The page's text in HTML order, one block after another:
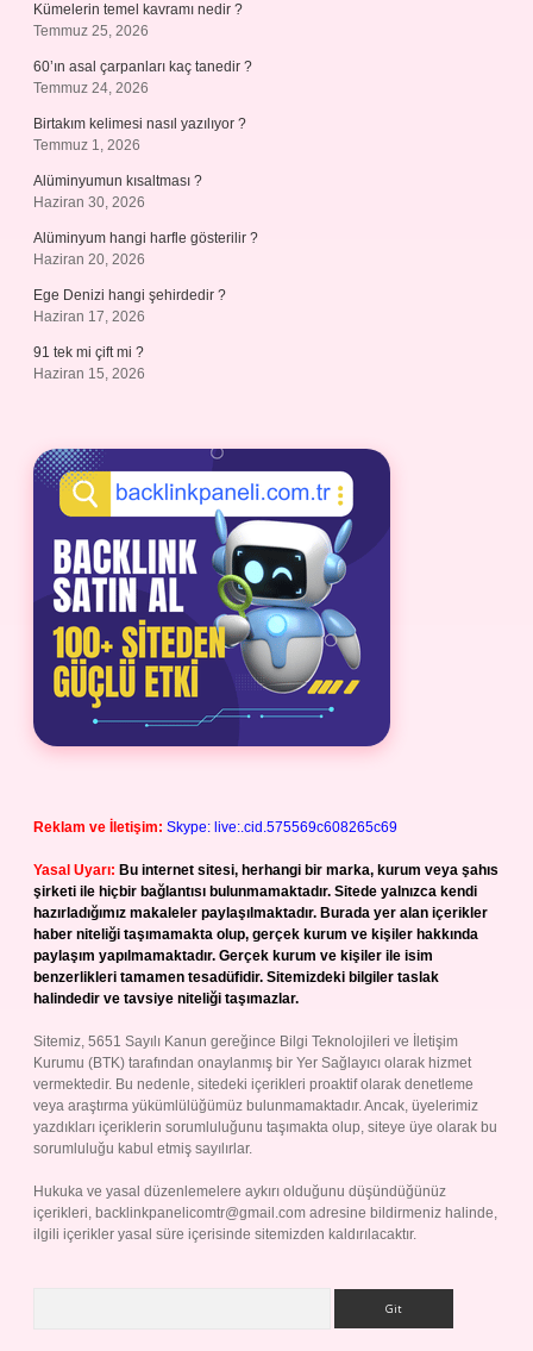
Kümelerin temel kavramı nedir ?
Temmuz 25, 2026
60’ın asal çarpanları kaç tanedir ?
Temmuz 24, 2026
Birtakım kelimesi nasıl yazılıyor ?
Temmuz 1, 2026
Alüminyumun kısaltması ?
Haziran 30, 2026
Alüminyum hangi harfle gösterilir ?
Haziran 20, 2026
Ege Denizi hangi şehirdedir ?
Haziran 17, 2026
91 tek mi çift mi ?
Haziran 15, 2026
Reklam ve İletişim: Skype: live:.cid.575569c608265c69
Yasal Uyarı: Bu internet sitesi, herhangi bir marka, kurum veya şahıs
şirketi ile hiçbir bağlantısı bulunmamaktadır. Sitede yalnızca kendi
hazırladığımız makaleler paylaşılmaktadır. Burada yer alan içerikler
haber niteliği taşımamakta olup, gerçek kurum ve kişiler hakkında
paylaşım yapılmamaktadır. Gerçek kurum ve kişiler ile isim
benzerlikleri tamamen tesadüfidir. Sitemizdeki bilgiler taslak
halindedir ve tavsiye niteliği taşımazlar.
Sitemiz, 5651 Sayılı Kanun gereğince Bilgi Teknolojileri ve İletişim
Kurumu (BTK) tarafından onaylanmış bir Yer Sağlayıcı olarak hizmet
vermektedir. Bu nedenle, sitedeki içerikleri proaktif olarak denetleme
veya araştırma yükümlülüğümüz bulunmamaktadır. Ancak, üyelerimiz
yazdıkları içeriklerin sorumluluğunu taşımakta olup, siteye üye olarak bu
sorumluluğu kabul etmiş sayılırlar.
Hukuka ve yasal düzenlemelere aykırı olduğunu düşündüğünüz
içerikleri, backlinkpanelicomtr@gmail.com adresine bildirmeniz halinde,
ilgili içerikler yasal süre içerisinde sitemizden kaldırılacaktır.